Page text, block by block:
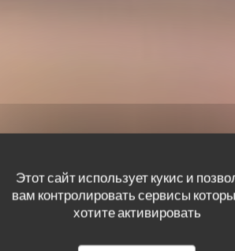
Этот сайт использует кукис и
вам контролировать сервисы
хотите активировать
посетителей